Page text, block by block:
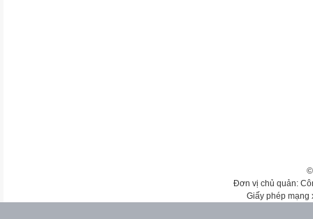
Đơn vị chủ quản:
Giấy phép mạng